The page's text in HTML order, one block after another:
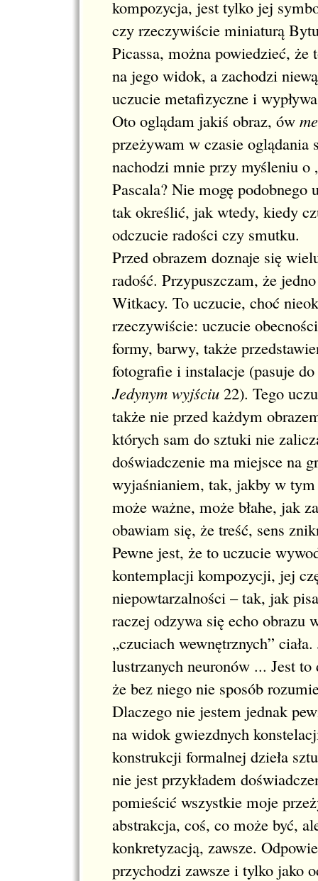
kompozycja, jest tylko jej
czy rzeczywiście miniaturą
Picassa, można powiedzieć,
na jego widok, a zachodzi
uczucie metafizyczne i
Oto oglądam jakiś obraz, ów
przeżywam w czasie
nachodzi mnie przy myśleniu o
Pascala? Nie mogę
tak określić, jak wtedy, kiedy
odczucie radości czy smutku.
Przed obrazem doznaje się
radość. Przypuszczam, że
Witkacy. To uczucie, choć
rzeczywiście: uczucie
formy, barwy, także
fotografie i instalacje (pasuje
Jedynym wyjściu 22). Tego
także nie przed każdym
których sam do sztuki nie
doświadczenie ma miejsce na
wyjaśnianiem, tak, jakby w tym
może ważne, może błahe, jak
obawiam się, że treść, sens
Pewne jest, że to uczucie
kontemplacji kompozycji, jej
niepowtarzalności – tak, jak
raczej odzywa się echo obrazu
„czuciach wewnętrznych”
lustrzanych neuronów ... Jest
że bez niego nie sposób
Dlaczego nie jestem jednak
na widok gwiezdnych
konstrukcji formalnej dzieła
nie jest przykładem
pomieścić wszystkie moje
abstrakcja, coś, co może być,
konkretyzacją, zawsze.
przychodzi zawsze i tylko jako